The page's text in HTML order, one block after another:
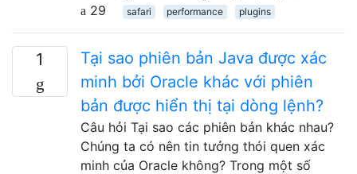
29
safari performance plugins
1
Tại sao phiên bản Java được xác
minh bởi Oracle khác với phiên
bản được hiển thị tại dòng lệnh?
Câu hỏi Tại sao các phiên bản khác nhau?
Chúng ta có nên tin tưởng thói quen xác
minh của Oracle không? Trong một số